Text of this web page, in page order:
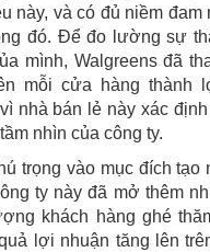
này, và có đủ niềm đam
đó. Để đo lường sự
mình, Walgreens đã
mỗi cửa hàng thành
nhà bán lẻ này xác
nhìn của công ty.
trọng vào mục đích
ty này đã mở thêm
khách hàng ghé
lợi nhuận tăng lên